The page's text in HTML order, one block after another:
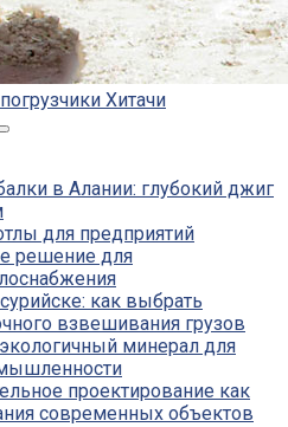
Хитачи
в Алании: глубокий джиг
для предприятий
решение для
как выбрать
взвешивания грузов
минерал для
проектирование как
современных объектов